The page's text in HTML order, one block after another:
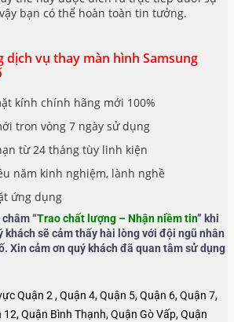
bạn có thể hoàn toàn tin tưởng.
dịch vụ thay màn hình Samsung
kính chính hãng mới 100%
tron vòng 7 ngày sử dụng
từ 24 tháng tùy linh kiện
năm kinh nghiệm, lành nghề
ứng dụng
“Trao chất lượng – Nhận niềm tin” khi
khách sẽ cảm thấy hài lòng với đội ngũ nhân
Xin cảm ơn quý khách đã quan tâm sử dụng
Quận 2 , Quận 4, Quận 5, Quận 6, Quận 7,
Quận Bình Thạnh, Quận Gò Vấp, Quận